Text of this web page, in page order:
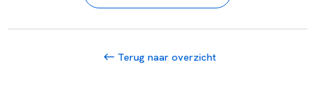
Terug naar overzicht